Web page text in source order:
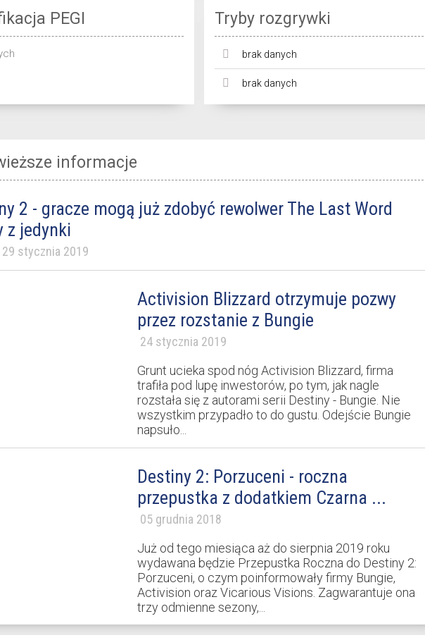
PEGI Tryby rozgrywki
brak danych
brak danych
informacje
2 - gracze mogą już zdobyć rewolwer The Last Word
z jedynki
29 stycznia 2019
Activision Blizzard otrzymuje pozwy
przez rozstanie z Bungie
24 stycznia 2019
Grunt ucieka spod nóg Activision Blizzard, firma
trafiła pod lupę inwestorów, po tym, jak nagle
rozstała się z autorami serii Destiny - Bungie. Nie
wszystkim przypadło to do gustu. Odejście Bungie
napsuło...
Destiny 2: Porzuceni - roczna
przepustka z dodatkiem Czarna ...
05 grudnia 2018
Już od tego miesiąca aż do sierpnia 2019 roku
wydawana będzie Przepustka Roczna do Destiny 2:
Porzuceni, o czym poinformowały firmy Bungie,
Activision oraz Vicarious Visions. Zagwarantuje ona
trzy odmienne sezony,...